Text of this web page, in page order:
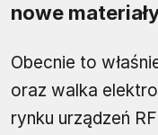
nowe
Obecnie to
oraz walka
rynku urządzeń